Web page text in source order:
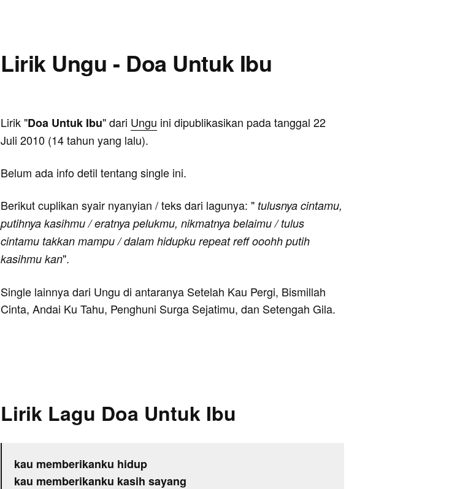
Lirik Ungu - Doa Untuk Ibu
Lirik "Doa Untuk Ibu" dari Ungu ini dipublikasikan pada tanggal 22
Juli 2010 (14 tahun yang lalu).
Belum ada info detil tentang single ini.
Berikut cuplikan syair nyanyian / teks dari lagunya: " tulusnya cintamu,
putihnya kasihmu / eratnya pelukmu, nikmatnya belaimu / tulus
cintamu takkan mampu / dalam hidupku repeat reff ooohh putih
kasihmu kan".
Single lainnya dari Ungu di antaranya Setelah Kau Pergi, Bismillah
Cinta, Andai Ku Tahu, Penghuni Surga Sejatimu, dan Setengah Gila.
Lirik Lagu Doa Untuk Ibu
kau memberikanku hidup
kau memberikanku kasih sayang